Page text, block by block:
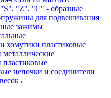
"Z", "C" - образные
для подвешивания
зажимы
хомутики пластиковые
пластиковые
цепочки и соединители